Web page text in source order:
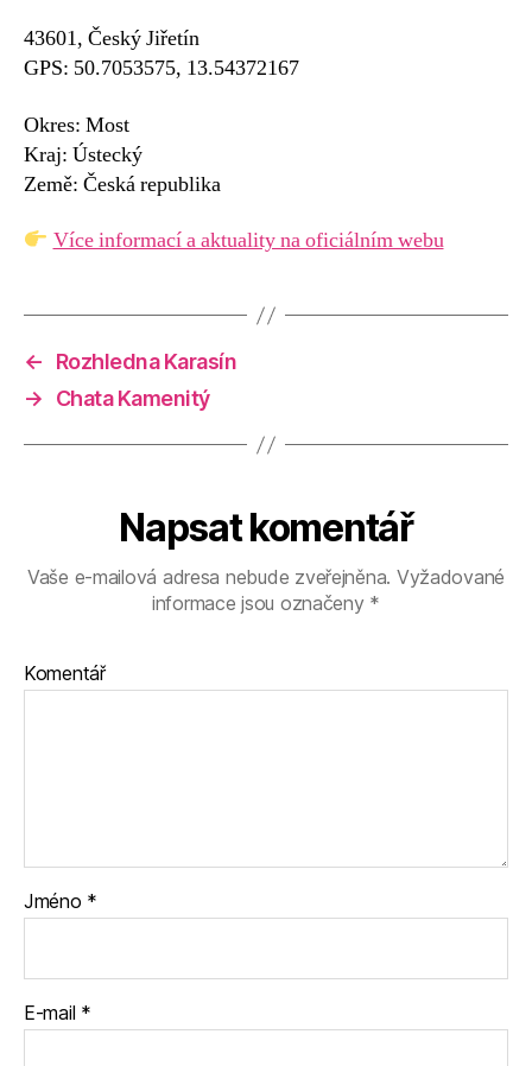
43601, Český Jiřetín
GPS: 50.7053575, 13.54372167
Okres: Most
Kraj: Ústecký
Země: Česká republika
Více informací a aktuality na oficiálním webu
←
Rozhledna Karasín
→
Chata Kamenitý
Napsat komentář
Vaše e-mailová adresa nebude zveřejněna. Vyžadované
informace jsou označeny *
Komentář
Jméno *
E-mail *